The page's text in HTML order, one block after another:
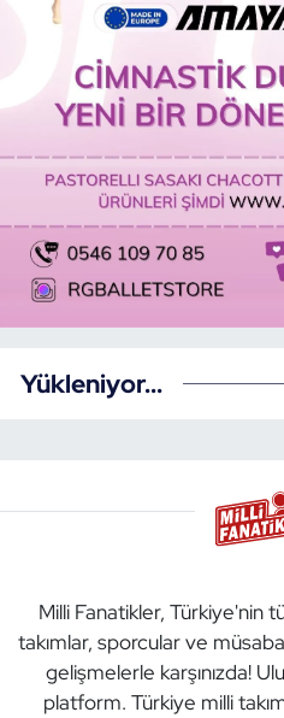
Yükleniyor...
Milli Fanatikler, Türkiye'nin
takımlar, sporcular ve
gelişmelerle karşınızda!
platform. Türkiye milli